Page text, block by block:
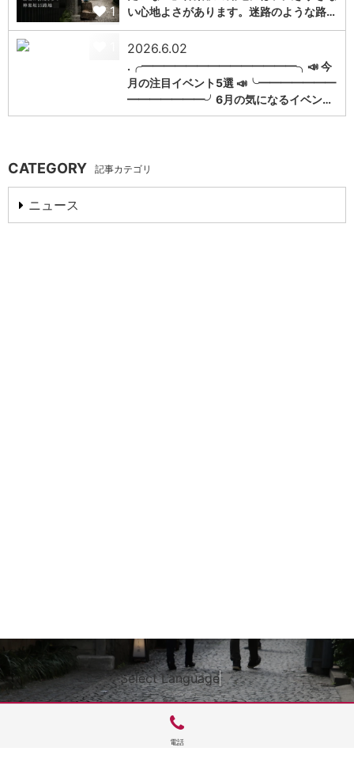
1
い心地よさがあります。迷路のような路…
2026.6.02
.╭━━━━━━━━━━━━━━╮📣 今
月の注目イベント5選 📣╰━━━━━━━
━━━━━━━╯6月の気になるイベン…
CATEGORY 記事カテゴリ
ニュース
Select Language▼
電話